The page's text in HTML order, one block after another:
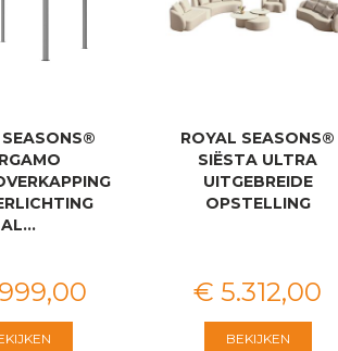
AL…
,00
ROYAL SEASONS®
SIËSTA ULTRA
UITGEBREIDE
OPSTELLING
€ 5.312,00
BEKIJKEN